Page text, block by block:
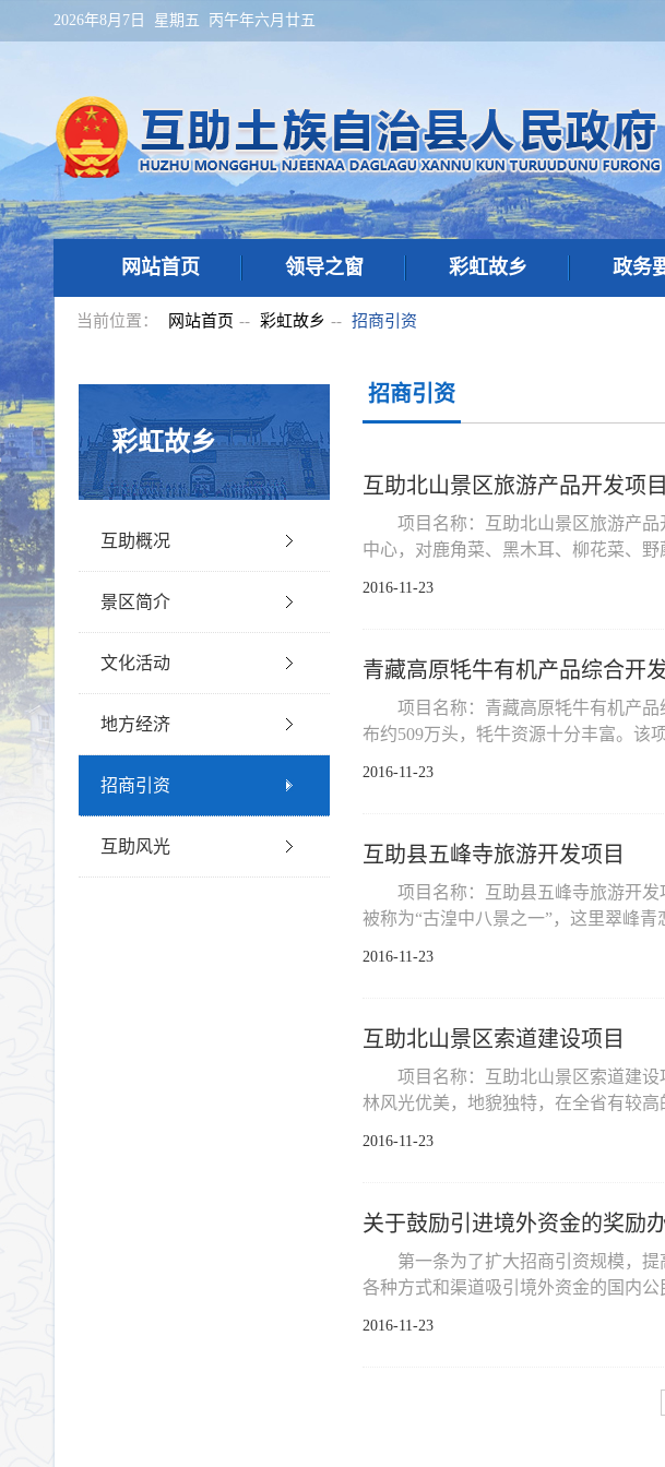
2026年8月7日 星期五 丙午年六月廿五
网站首页 领导之窗 彩虹故乡 政务
当前位置： 网站首页 -- 彩虹故乡 -- 招商引资
彩虹故乡
互助概况
景区简介
文化活动
地方经济
招商引资
互助风光
招商引资
互助北山景区旅游产品开发项目
项目名称：互助北山景区旅游产
中心，对鹿角菜、黑木耳、柳花菜、
2016-11-23
青藏高原牦牛有机产品综合开
项目名称：青藏高原牦牛有机产
布约509万头，牦牛资源十分丰富。该
2016-11-23
互助县五峰寺旅游开发项目
项目名称：互助县五峰寺旅游开
被称为“古湟中八景之一”，这里翠峰青
2016-11-23
互助北山景区索道建设项目
项目名称：互助北山景区索道建设
林风光优美，地貌独特，在全省有较
2016-11-23
关于鼓励引进境外资金的奖励
第一条为了扩大招商引资规模，
各种方式和渠道吸引境外资金的国内公
2016-11-23